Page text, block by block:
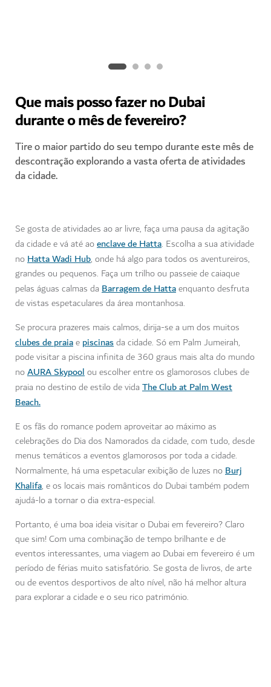
Que mais posso fazer no Dubai
durante o mês de fevereiro?
Tire o maior partido do seu tempo durante este mês de
descontração explorando a vasta oferta de atividades
da cidade.
Se gosta de atividades ao ar livre, faça uma pausa da agitação
da cidade e vá até aoenclave de Hatta. Escolha a sua atividade
noHatta Wadi Hub, onde há algo para todos os aventureiros,
grandes ou pequenos. Faça um trilho ou passeie de caiaque
pelas águas calmas da Barragem de Hattaenquanto desfruta
de vistas espetaculares da área montanhosa.
Se procura prazeres mais calmos, dirija-se a um dos muitos
clubes de praiae piscinasda cidade. Só em Palm Jumeirah,
pode visitar a piscina infinita de 360 graus mais alta do mundo
noAURA Skypoolou escolher entre os glamorosos clubes de
praia no destino de estilo de vida The Club at Palm West
Beach.
E os fãs do romance podem aproveitar ao máximo as
celebrações do Dia dos Namorados da cidade, com tudo, desde
menus temáticos a eventos glamorosos por toda a cidade.
Normalmente, há uma espetacular exibição de luzes noBurj
Khalifa, e os locais mais românticos do Dubai também podem
ajudá-lo a tornar o dia extra-especial.
Portanto, é uma boa ideia visitar o Dubai em fevereiro? Claro
que sim! Com uma combinação de tempo brilhante e de
eventos interessantes, uma viagem ao Dubai em fevereiro é um
período de férias muito satisfatório. Se gosta de livros, de arte
ou de eventos desportivos de alto nível, não há melhor altura
para explorar a cidade e o seu rico património.